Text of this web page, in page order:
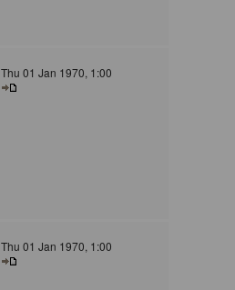
Thu 01 Jan 1970, 1:00
Thu 01 Jan 1970, 1:00